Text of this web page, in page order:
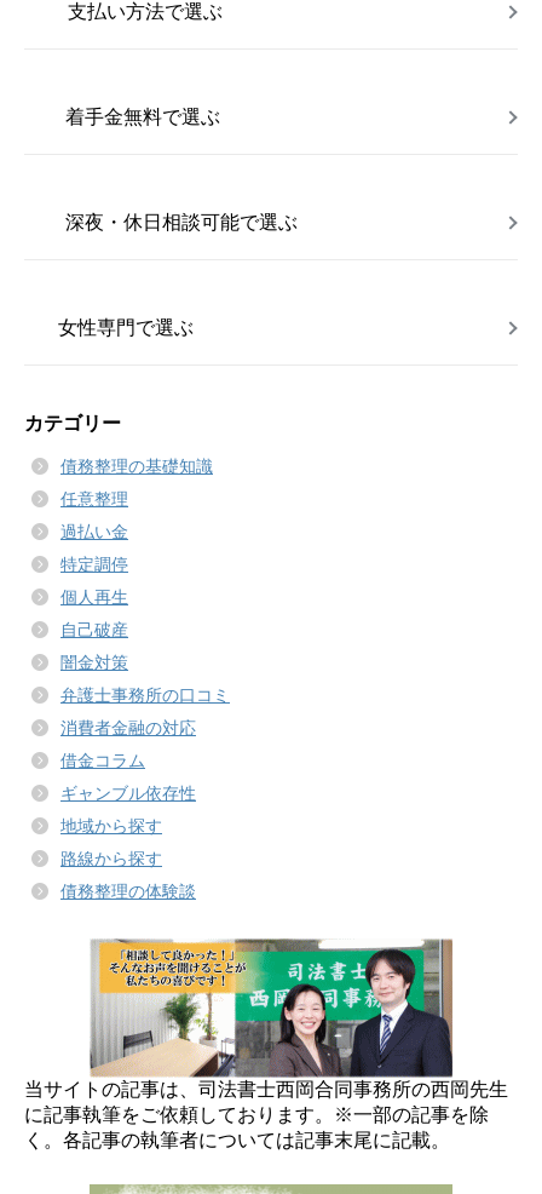
支払い方法で選ぶ
着手金無料で選ぶ
深夜・休日相談可能で選ぶ
女性専門で選ぶ
カテゴリー
債務整理の基礎知識
任意整理
過払い金
特定調停
個人再生
自己破産
闇金対策
弁護士事務所の口コミ
消費者金融の対応
借金コラム
ギャンブル依存性
地域から探す
路線から探す
債務整理の体験談
当サイトの記事は、司法書士西岡合同事務所の西岡先生
に記事執筆をご依頼しております。※一部の記事を除
く。各記事の執筆者については記事末尾に記載。